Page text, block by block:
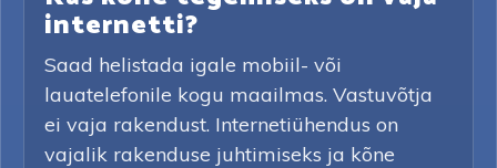
internetti?
Saad helistada igale mobiil- või
lauatelefonile kogu maailmas. Vastuvõtja
ei vaja rakendust. Internetiühendus on
vajalik rakenduse juhtimiseks ja kõne